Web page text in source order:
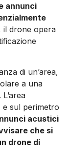
annunci
il drone opera
di un’area,
a una
e sul perimetro
acustici
che si
drone di